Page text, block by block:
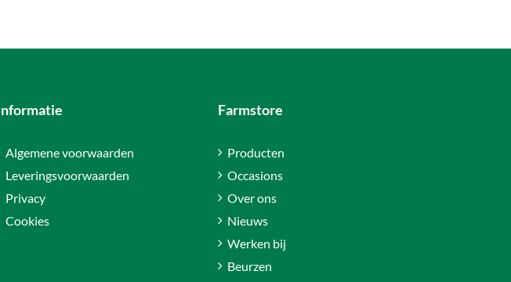
Algemene voorwaarden
Leveringsvoorwaarden
Privacy
Cookies
Farmstore
Producten
Occasions
Over ons
Nieuws
Werken bij
Beurzen